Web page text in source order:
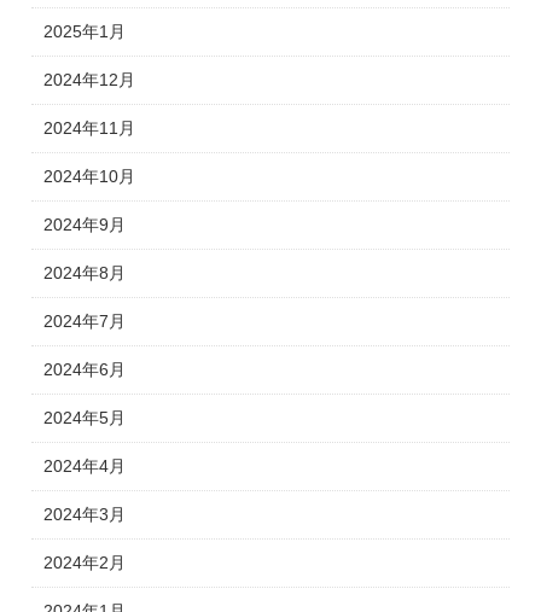
2025年1月
2024年12月
2024年11月
2024年10月
2024年9月
2024年8月
2024年7月
2024年6月
2024年5月
2024年4月
2024年3月
2024年2月